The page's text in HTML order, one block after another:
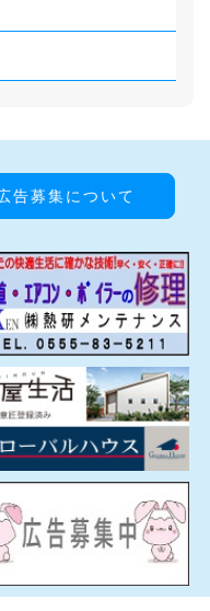
告募集について